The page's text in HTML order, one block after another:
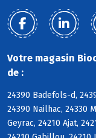
Votre magasin
de :
24390 Badefols-d,
24390 Nailhac, 24330
Geyrac, 24210 Ajat,